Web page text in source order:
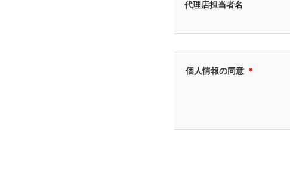
代理店担当者名
個人情報の同意 ＊